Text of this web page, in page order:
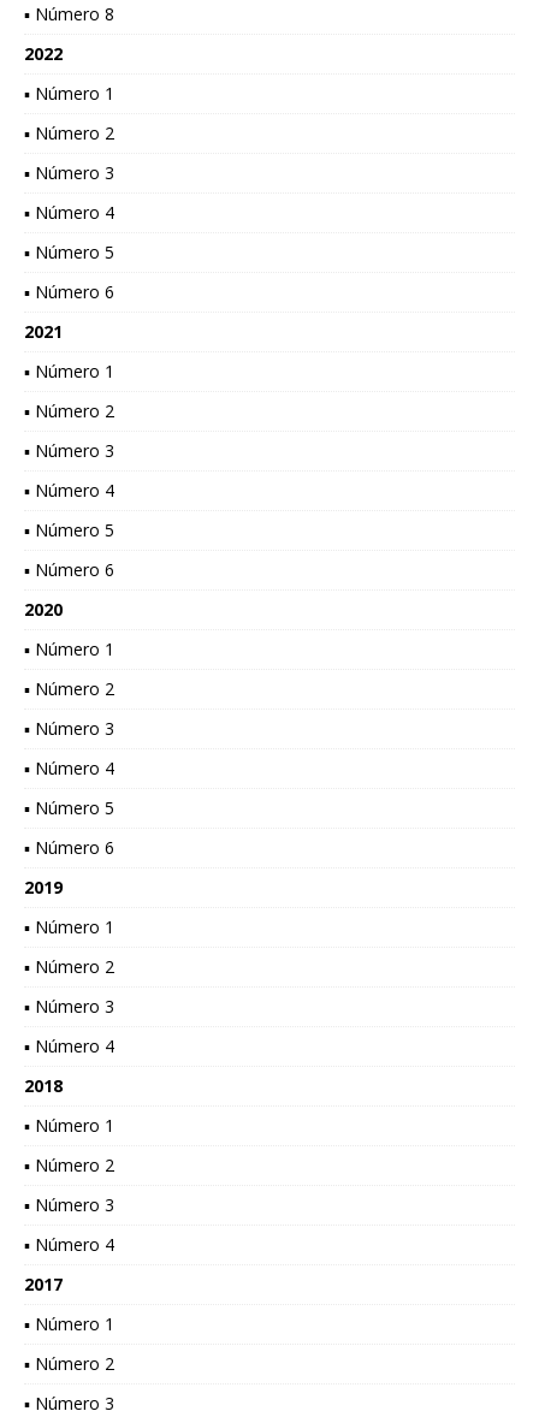
▪ Número 8
2022
▪ Número 1
▪ Número 2
▪ Número 3
▪ Número 4
▪ Número 5
▪ Número 6
2021
▪ Número 1
▪ Número 2
▪ Número 3
▪ Número 4
▪ Número 5
▪ Número 6
2020
▪ Número 1
▪ Número 2
▪ Número 3
▪ Número 4
▪ Número 5
▪ Número 6
2019
▪ Número 1
▪ Número 2
▪ Número 3
▪ Número 4
2018
▪ Número 1
▪ Número 2
▪ Número 3
▪ Número 4
2017
▪ Número 1
▪ Número 2
▪ Número 3